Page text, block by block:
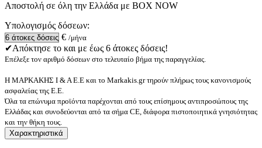
Αποστολή σε όλη την Ελλάδα με BOX NOW
Υπολογισμός δόσεων:
€ /μήνα
✔Απόκτησε το και με έως 6 άτοκες δόσεις!
Επέλεξε τον αριθμό δόσεων στο τελευταίο βήμα της παραγγελίας.
Η ΜΑΡΚΑΚΗΣ Ι & Α Ε.Ε και το Markakis.gr τηρούν πλήρως τους κανονισμούς
ασφαλείας της Ε.Ε.
Όλα τα επώνυμα προϊόντα παρέχονται από τους επίσημους αντιπροσώπους της
Ελλάδας και συνοδεύονται από τα σήμα CE, διάφορα πιστοποιητικά γνησιότητας
και την θήκη τους.
Χαρακτηριστικά